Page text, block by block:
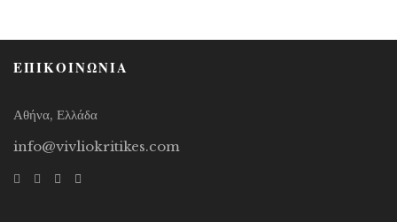
ΕΠΙΚΟΙΝΩΝΙΑ
Αθήνα, Ελλάδα
info@vivliokritikes.com